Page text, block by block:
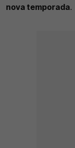
nova temporada.